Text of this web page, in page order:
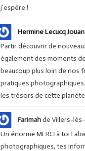
j’espère !
Hermine Lecucq Jouan
Partir découvrir de
également des moments
beaucoup plus loin de nos
pratiques
les trésors de cette planète
Farimahde Villers-
Un énorme MERCI à toi
photographiques, tes